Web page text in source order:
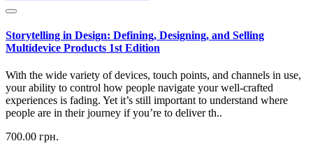
Storytelling in Design: Defining, Designing, and Selling
Multidevice Products 1st Edition
With the wide variety of devices, touch points, and channels in use,
your ability to control how people navigate your well-crafted
experiences is fading. Yet it’s still important to understand where
people are in their journey if you’re to deliver th..
700.00 грн.